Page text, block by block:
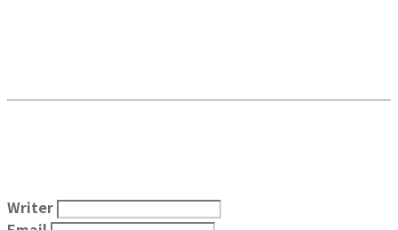
Writer